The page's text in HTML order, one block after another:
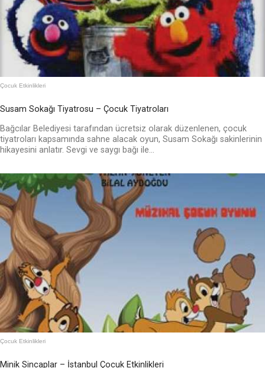
Çocuk Etkinlikleri
Susam Sokağı Tiyatrosu – Çocuk Tiyatroları
Bağcılar Belediyesi tarafından ücretsiz olarak düzenlenen, çocuk
tiyatroları kapsamında sahne alacak oyun, Susam Sokağı sakinlerinin
hikayesini anlatır. Sevgi ve saygı bağı ile...
Çocuk Etkinlikleri
Minik Sincaplar – İstanbul Çocuk Etkinlikleri